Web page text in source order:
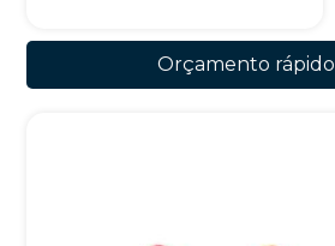
Orçamento rápido